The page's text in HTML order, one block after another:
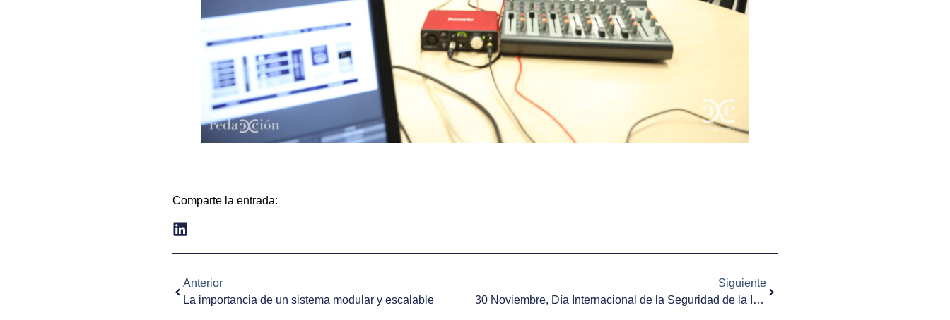
Comparte la entrada:
Anterior
La importancia de un sistema modular y escalable
Siguiente
30 Noviembre, Día Internacional de la Seguridad de la Información